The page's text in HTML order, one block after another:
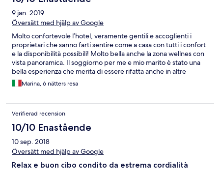
9 jan. 2019
Översätt med hjälp av Google
Molto confortevole l’hotel, veramente gentili e accoglienti i
proprietari che sanno farti sentire come a casa con tutti i confort
e la disponibilità possibili! Molto bella anche la zona wellnes con
vista panoramica. Il soggiorno per me e mio marito è stato una
bella esperienza che merita di essere rifatta anche in altre
stagioniMarina, 6 nätters resa
Verifierad recension
10/10 Enastående
10 sep. 2018
Översätt med hjälp av Google
Relax e buon cibo condito da estrema cordialità